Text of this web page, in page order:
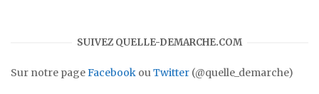
SUIVEZ QUELLE-DEMARCHE.COM
Sur notre pageFacebook ouTwitter (@quelle_demarche)